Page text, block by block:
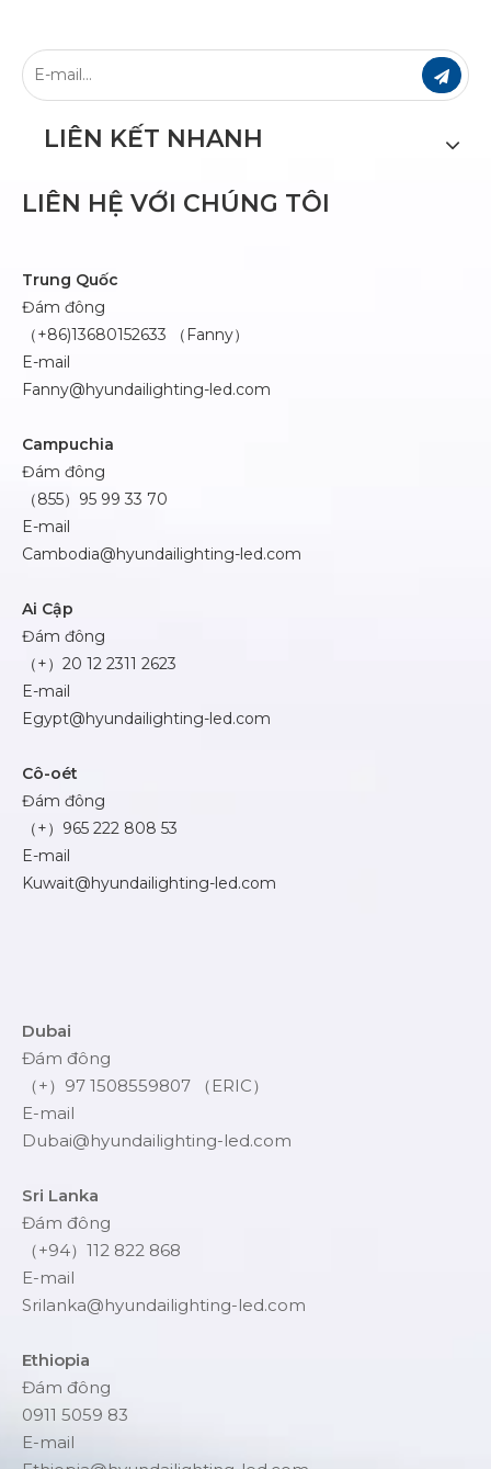
LIÊN KẾT NHANH
LIÊN HỆ VỚI CHÚNG TÔI
Trung Quốc
Đám đông
（+86)13680152633 （Fanny）
E-mail
Fanny@hyundailighting-led.com
Campuchia
Đám đông
（855）95 99 33 70
E-mail
Cambodia@hyundailighting-led.com
Ai Cập
Đám đông
（+）20 12 2311 2623
E-mail
Egypt@hyundailighting-led.com
Cô-oét
Đám đông
（+）965 222 808 53
E-mail
Kuwait@hyundailighting-led.com
Dubai
Đám đông
（+）97 1508559807 （ERIC）
E-mail
Dubai@hyundailighting-led.com
Sri Lanka
Đám đông
（+94）112 822 868
E-mail
Srilanka@hyundailighting-led.com
Ethiopia
Đám đông
0911 5059 83
E-mail